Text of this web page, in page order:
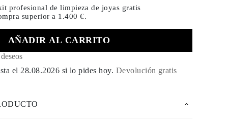
profesional de limpieza de joyas gratis
superior a 1.400 €.
AÑADIR AL CARRITO
el 28.08.2026 si lo pides hoy. Devolución gratis